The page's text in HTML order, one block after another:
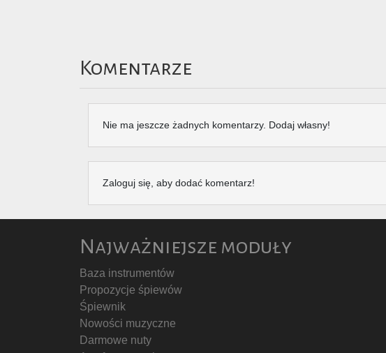
Komentarze
Nie ma jeszcze żadnych komentarzy. Dodaj własny!
Zaloguj się, aby dodać komentarz!
Najważniejsze moduły
Baza instrumentów
Propozycje śpiewów
Śpiewnik
Nowości muzyczne
Darmowe nuty